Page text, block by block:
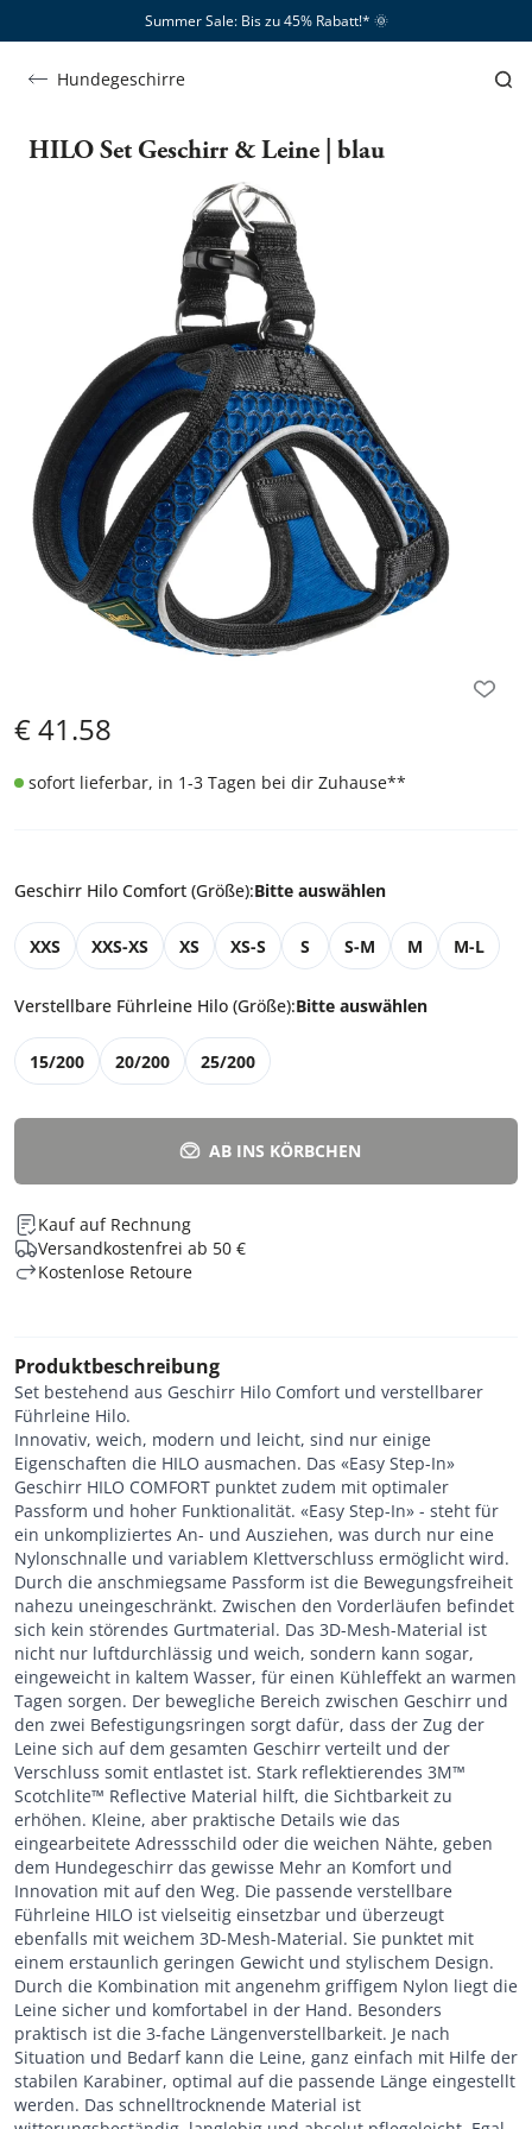
Summer Sale: Bis zu 45% Rabatt!*​ 🌞
Hundegeschirre
HILO Set Geschirr & Leine | blau
€41.58
sofort lieferbar, in 1-3 Tagen bei dir Zuhause**
Geschirr Hilo Comfort (Größe):Bitte auswählen
XXS XXS-XS XS XS-S S S-M M M-L
Verstellbare Führleine Hilo (Größe):Bitte auswählen
15/200 20/200 25/200
AB INS KÖRBCHEN
Kauf auf Rechnung
Versandkostenfrei ab 50 €
Kostenlose Retoure
Produktbeschreibung
Set bestehend aus Geschirr Hilo Comfort und verstellbarer
Führleine Hilo.
Innovativ, weich, modern und leicht, sind nur einige
Eigenschaften die HILO ausmachen. Das «Easy Step-In»
Geschirr HILO COMFORT punktet zudem mit optimaler
Passform und hoher Funktionalität. «Easy Step-In» - steht für
ein unkompliziertes An- und Ausziehen, was durch nur eine
Nylonschnalle und variablem Klettverschluss ermöglicht wird.
Durch die anschmiegsame Passform ist die Bewegungsfreiheit
nahezu uneingeschränkt. Zwischen den Vorderläufen befindet
sich kein störendes Gurtmaterial. Das 3D-Mesh-Material ist
nicht nur luftdurchlässig und weich, sondern kann sogar,
eingeweicht in kaltem Wasser, für einen Kühleffekt an warmen
Tagen sorgen. Der bewegliche Bereich zwischen Geschirr und
den zwei Befestigungsringen sorgt dafür, dass der Zug der
Leine sich auf dem gesamten Geschirr verteilt und der
Verschluss somit entlastet ist. Stark reflektierendes 3M™
Scotchlite™ Reflective Material hilft, die Sichtbarkeit zu
erhöhen. Kleine, aber praktische Details wie das
eingearbeitete Adressschild oder die weichen Nähte, geben
dem Hundegeschirr das gewisse Mehr an Komfort und
Innovation mit auf den Weg. Die passende verstellbare
Führleine HILO ist vielseitig einsetzbar und überzeugt
ebenfalls mit weichem 3D-Mesh-Material. Sie punktet mit
einem erstaunlich geringen Gewicht und stylischem Design.
Durch die Kombination mit angenehm griffigem Nylon liegt die
Leine sicher und komfortabel in der Hand. Besonders
praktisch ist die 3-fache Längenverstellbarkeit. Je nach
Situation und Bedarf kann die Leine, ganz einfach mit Hilfe der
stabilen Karabiner, optimal auf die passende Länge eingestellt
werden. Das schnelltrocknende Material ist